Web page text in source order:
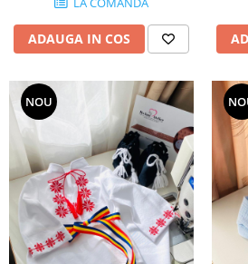
ADAUGA IN COS
NOU